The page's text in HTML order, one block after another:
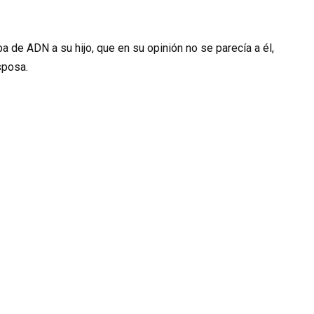
de ADN a su hijo, que en su opinión no se parecía a él,